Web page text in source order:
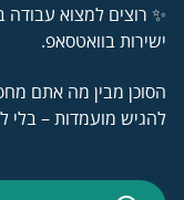
✨ רוצים למצוא
ישירות בוואטסאפ.
הסוכן מבין מה אתם
להגיש מועמדות – בלי